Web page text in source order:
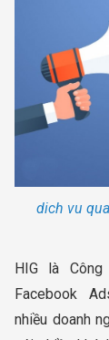
dich vu
HIG là
Facebook
nhiều doanh